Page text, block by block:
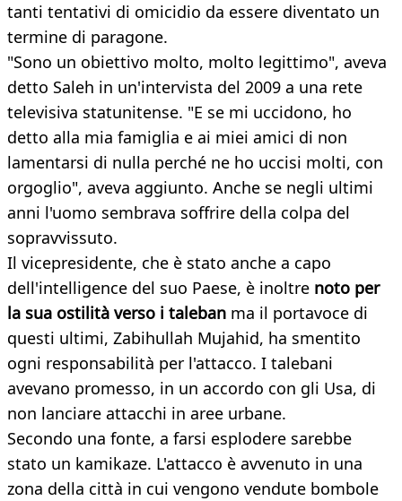
tanti tentativi di omicidio da essere diventato un
termine di paragone.
"Sono un obiettivo molto, molto legittimo", aveva
detto Saleh in un'intervista del 2009 a una rete
televisiva statunitense. "E se mi uccidono, ho
detto alla mia famiglia e ai miei amici di non
lamentarsi di nulla perché ne ho uccisi molti, con
orgoglio", aveva aggiunto. Anche se negli ultimi
anni l'uomo sembrava soffrire della colpa del
sopravvissuto.
Il vicepresidente, che è stato anche a capo
dell'intelligence del suo Paese, è inoltre noto per
la sua ostilità verso i taleban ma il portavoce di
questi ultimi, Zabihullah Mujahid, ha smentito
ogni responsabilità per l'attacco. I talebani
avevano promesso, in un accordo con gli Usa, di
non lanciare attacchi in aree urbane.
Secondo una fonte, a farsi esplodere sarebbe
stato un kamikaze. L'attacco è avvenuto in una
zona della città in cui vengono vendute bombole